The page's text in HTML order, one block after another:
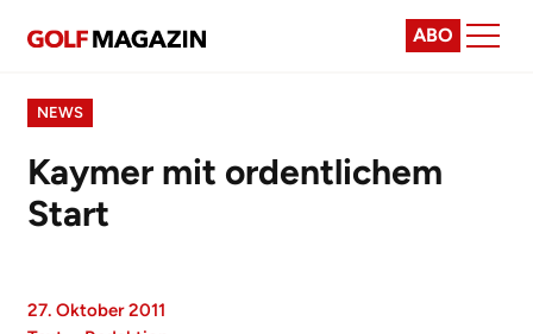
ABO
NEWS
Kaymer mit ordentlichem
Start
27. Oktober 2011